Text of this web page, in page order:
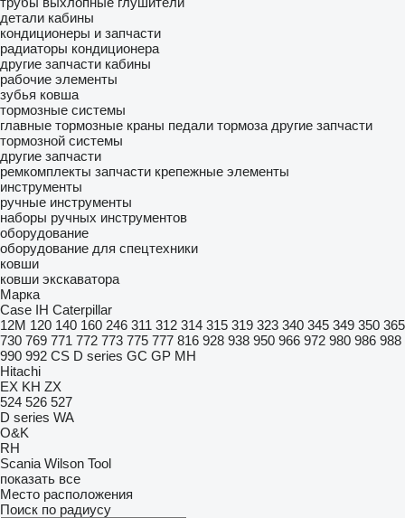
детали кабины
кондиционеры и запчасти
радиаторы кондиционера
другие запчасти кабины
рабочие элементы
зубья ковша
тормозные системы
главные тормозные краны педали тормоза другие запчасти
тормозной системы
другие запчасти
ремкомплекты запчасти крепежные элементы
инструменты
ручные инструменты
наборы ручных инструментов
оборудование
оборудование для спецтехники
ковши
ковши экскаватора
Марка
Case IH Caterpillar
12M 120 140 160 246 311 312 314 315 319 323 340 345 349 350 365
730 769 771 772 773 775 777 816 928 938 950 966 972 980 986 988
990 992 CS D series GC GP MH
Hitachi
EX KH ZX
524 526 527
D series WA
O&K
RH
Scania Wilson Tool
показать все
Место расположения
Поиск по радиусу